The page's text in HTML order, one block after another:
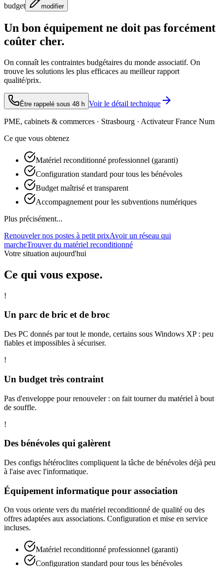
budget
modifier
Un bon équipement ne doit pas forcément
coûter cher.
On connaît les contraintes budgétaires du monde associatif. On
trouve les solutions les plus efficaces au meilleur rapport
qualité/prix.
Être rappelé sous 48 h Voir le détail technique
PME, cabinets & commerces · Strasbourg · Activateur France Num
Ce que vous obtenez
Matériel reconditionné professionnel (garanti)
Configuration standard pour tous les bénévoles
Budget maîtrisé et transparent
Accompagnement pour les subventions numériques
Plus précisément...
Renouveler nos postes à petit prixAvoir un réseau qui
marcheTrouver du matériel reconditionné
Votre situation aujourd'hui
Ce qui vous expose.
!
Un parc de bric et de broc
Des PC donnés par tout le monde, certains sous Windows XP : peu
fiables et impossibles à sécuriser.
!
Un budget très contraint
Pas d'enveloppe pour renouveler : on fait tourner du matériel à bout
de souffle.
!
Des bénévoles qui galèrent
Des configs hétéroclites compliquent la tâche de bénévoles déjà peu
à l'aise avec l'informatique.
Équipement informatique pour association
On vous oriente vers du matériel reconditionné de qualité ou des
offres adaptées aux associations. Configuration et mise en service
incluses.
Matériel reconditionné professionnel (garanti)
Configuration standard pour tous les bénévoles